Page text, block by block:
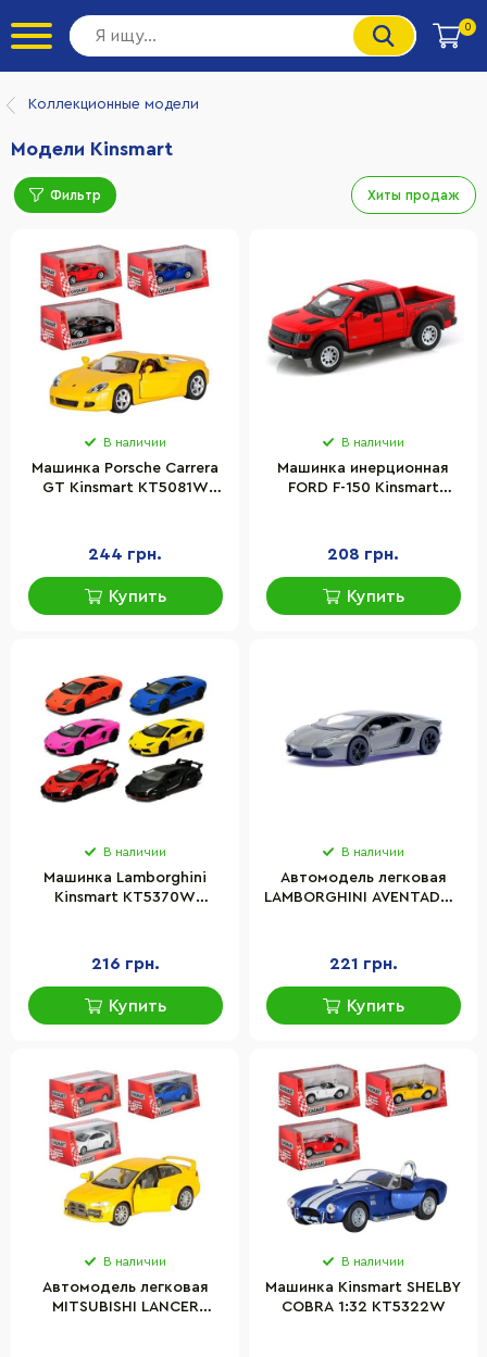
0
Коллекционные модели
Модели Kinsmart
Фильтр Хиты продаж
В наличии
Машинка Porsche Carrera
GT Kinsmart KT5081W
244 грн.
Купить
В наличии
Машинка инерционная
FORD F-150 Kinsmart
208 грн.
Купить
В наличии
Машинка Lamborghini
Kinsmart KT5370W
216 грн.
Купить
В наличии
Автомодель легковая
LAMBORGHINI AVENTADOR
масштаб 1:38
221 грн.
Купить
В наличии
Автомодель легковая
MITSUBISHI LANCER
В наличии
Машинка Kinsmart SHELBY
COBRA 1:32 KT5322W